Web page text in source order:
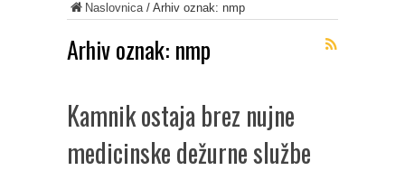
Naslovnica/ Arhiv oznak: nmp
Arhiv oznak: nmp
Kamnik ostaja brez nujne
medicinske dežurne službe